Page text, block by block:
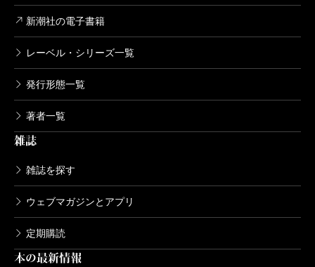
新潮社の電子書籍
レーベル・シリーズ一覧
発行形態一覧
著者一覧
雑誌
雑誌を探す
ウェブマガジンとアプリ
定期購読
本の最新情報